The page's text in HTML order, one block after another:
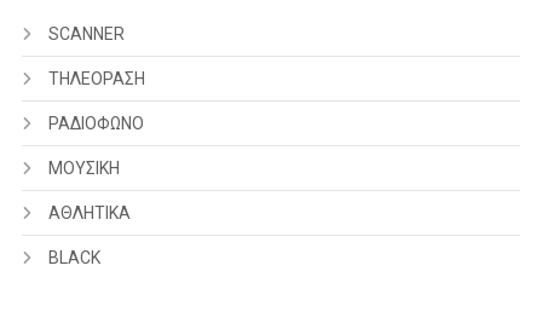
SCANNER
ΤΗΛΕΟΡΑΣΗ
ΡΑΔΙΟΦΩΝΟ
ΜΟΥΣΙΚΗ
ΑΘΛΗΤΙΚΑ
BLACK